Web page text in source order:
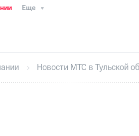
Еще
Интервью
секретарьРаскрытие
кабинет акционера
Новости МТС в Тульской